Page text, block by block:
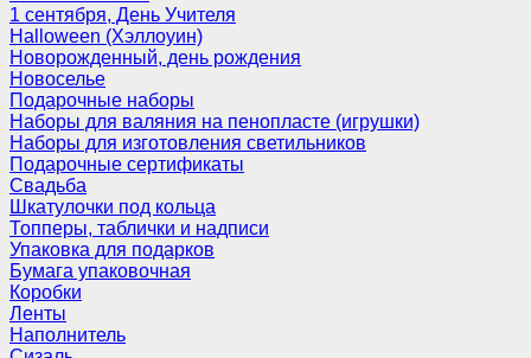
1 сентября, День Учителя
Halloween (Хэллоуин)
Новорожденный, день рождения
Новоселье
Подарочные наборы
Наборы для валяния на пенопласте (игрушки)
Наборы для изготовления светильников
Подарочные сертификаты
Свадьба
Шкатулочки под кольца
Топперы, таблички и надписи
Упаковка для подарков
Бумага упаковочная
Коробки
Ленты
Наполнитель